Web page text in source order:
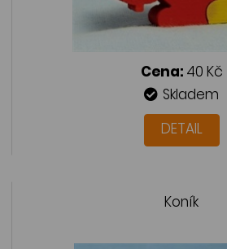
Cena: 40 Kč
Skladem
DETAIL
Koník